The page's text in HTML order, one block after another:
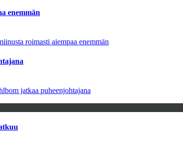
enemmän
roimasti aiempaa enemmän
jatkaa puheenjohtajana